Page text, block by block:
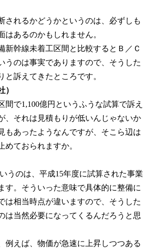
されるかどうかというのは、必ずしも
はあるのかもしれません。
幹線未着工区間と比較するとＢ／Ｃ
うのは事実でありますので、そうした
と訴えてきたところです。
）
間で1,100億円というふうな試算で訴え
、それは見積もりが低いんじゃないか
もあったようなんですが、そこら辺は
めておられますか。
うのは、平成15年度に試算された事業
す。そういった意味で具体的に整備に
は相当時点が違いますので、そうした
は当然必要になってくるんだろうと思
えば、物価が急速に上昇しつつある